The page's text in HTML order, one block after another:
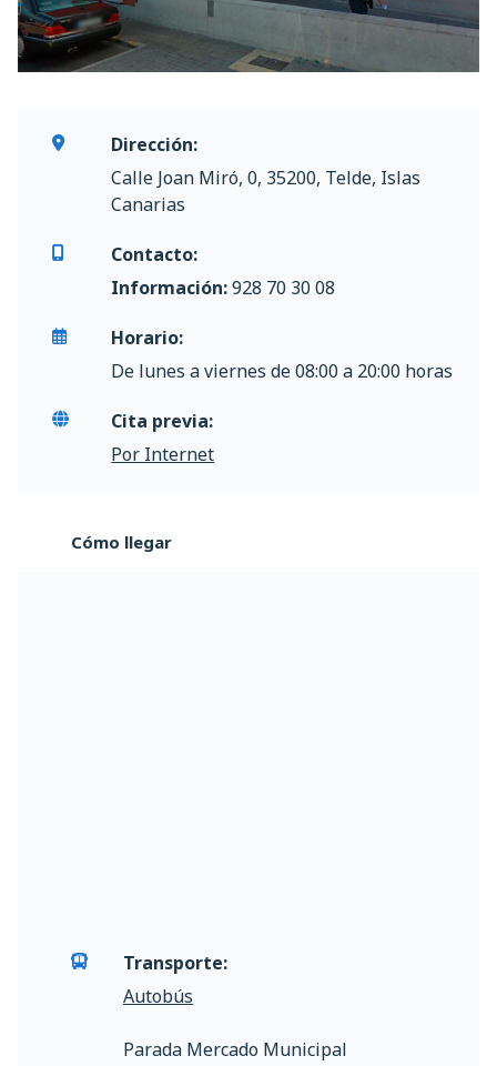
Dirección:
Calle Joan Miró, 0, 35200, Telde, Islas
Canarias
Contacto:
Información:928 70 30 08
Horario:
De lunes a viernes de 08:00 a 20:00 horas
Cita previa:
Por Internet
Cómo llegar
Transporte:
Autobús
Parada Mercado Municipal